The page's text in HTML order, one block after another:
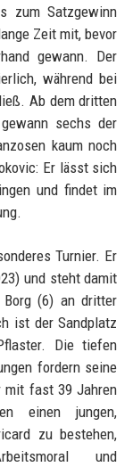
zum Satzgewinn
Zeit mit, bevor
gewann. Der
während bei
Ab dem dritten
sechs der
kaum noch
Er lässt sich
und findet im
Turnier. Er
und steht damit
(6) an dritter
ist der Sandplatz
Die tiefen
fordern seine
mit fast 39 Jahren
einen jungen,
zu bestehen,
und